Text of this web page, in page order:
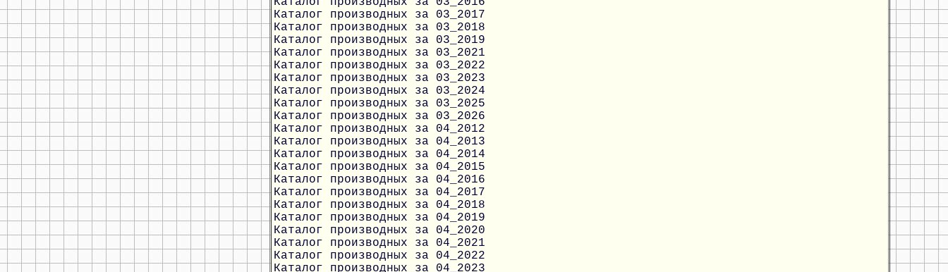
Каталог производных за 03_2017
Каталог производных за 03_2018
Каталог производных за 03_2019
Каталог производных за 03_2021
Каталог производных за 03_2022
Каталог производных за 03_2023
Каталог производных за 03_2024
Каталог производных за 03_2025
Каталог производных за 03_2026
Каталог производных за 04_2012
Каталог производных за 04_2013
Каталог производных за 04_2014
Каталог производных за 04_2015
Каталог производных за 04_2016
Каталог производных за 04_2017
Каталог производных за 04_2018
Каталог производных за 04_2019
Каталог производных за 04_2020
Каталог производных за 04_2021
Каталог производных за 04_2022
Каталог производных за 04_2023